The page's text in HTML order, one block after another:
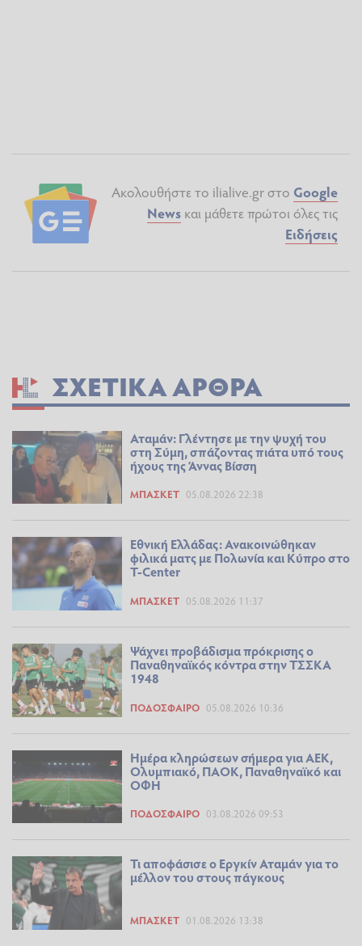
Ακολουθήστε το ilialive.gr στο Google
News και μάθετε πρώτοι όλες τις
Ειδήσεις
ΣΧΕΤΙΚΆ ΆΡΘΡΑ
Αταμάν: Γλέντησε με την ψυχή του
στη Σύμη, σπάζοντας πιάτα υπό τους
ήχους της Άννας Βίσση
ΜΠΆΣΚΕΤ 05.08.2026 22:38
Εθνική Ελλάδας: Ανακοινώθηκαν
φιλικά ματς με Πολωνία και Κύπρο στο
T-Center
ΜΠΆΣΚΕΤ 05.08.2026 11:37
Ψάχνει προβάδισμα πρόκρισης ο
Παναθηναϊκός κόντρα στην ΤΣΣΚΑ
1948
ΠΟΔΌΣΦΑΙΡΟ 05.08.2026 10:36
Ημέρα κληρώσεων σήμερα για ΑΕΚ,
Ολυμπιακό, ΠΑΟΚ, Παναθηναϊκό και
ΟΦΗ
ΠΟΔΌΣΦΑΙΡΟ 03.08.2026 09:53
Τι αποφάσισε ο Εργκίν Αταμάν για το
μέλλον του στους πάγκους
ΜΠΆΣΚΕΤ 01.08.2026 13:38